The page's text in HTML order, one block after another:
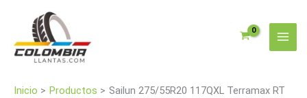
contenido
Inicio Productos Sailun 275/55R20 117QXL Terramax RT
cantidad